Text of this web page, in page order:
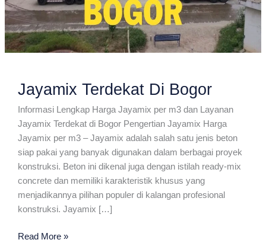
Jayamix Terdekat Di Bogor
Informasi Lengkap Harga Jayamix per m3 dan Layanan
Jayamix Terdekat di Bogor Pengertian Jayamix Harga
Jayamix per m3 – Jayamix adalah salah satu jenis beton
siap pakai yang banyak digunakan dalam berbagai proyek
konstruksi. Beton ini dikenal juga dengan istilah ready-mix
concrete dan memiliki karakteristik khusus yang
menjadikannya pilihan populer di kalangan profesional
konstruksi. Jayamix […]
Jayamix
Read More »